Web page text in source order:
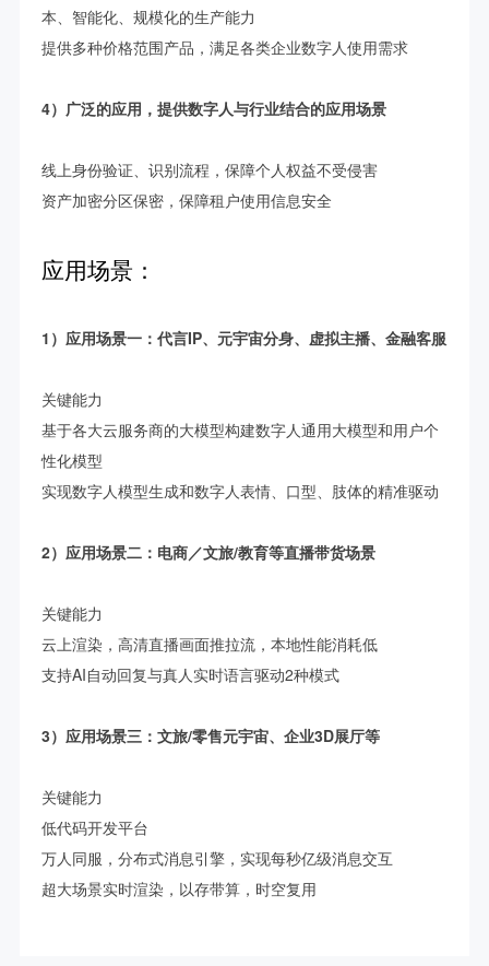
本、智能化、规模化的生产能力
提供多种价格范围产品，满足各类企业数字人使用需求
4）广泛的应用，提供数字人与行业结合的应用场景
线上身份验证、识别流程，保障个人权益不受侵害
资产加密分区保密，保障租户使用信息安全
应用场景：
1）应用场景一：代言IP、元宇宙分身、虚拟主播、金融客服
关键能力
基于各大云服务商的大模型构建数字人通用大模型和用户个
性化模型
实现数字人模型生成和数字人表情、口型、肢体的精准驱动
2）应用场景二：电商／文旅/教育等直播带货场景
关键能力
云上渲染，高清直播画面推拉流，本地性能消耗低
支持AI自动回复与真人实时语言驱动2种模式
3）应用场景三：文旅/零售元宇宙、企业3D展厅等
关键能力
低代码开发平台
万人同服，分布式消息引擎，实现每秒亿级消息交互
超大场景实时渲染，以存带算，时空复用